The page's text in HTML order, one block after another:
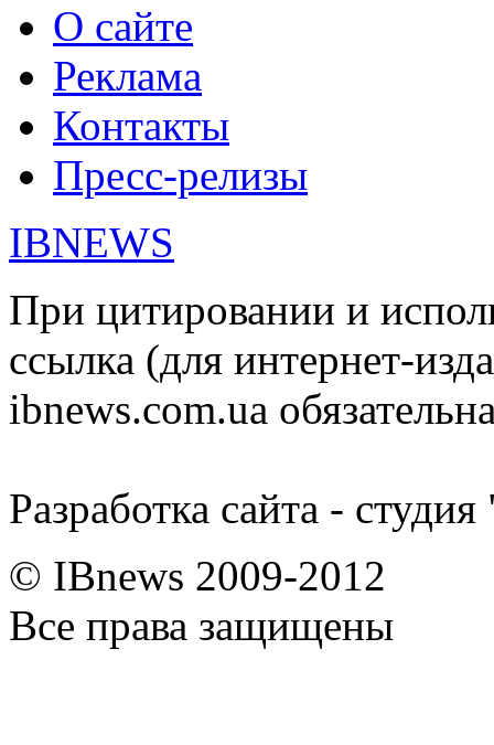
О сайте
Реклама
Контакты
Пресс-релизы
IBNEWS
При цитировании и
ссылка (для интернет-
ibnews.com.ua
Разработка сайта -
© IBnews 2009-2012
Все права защищены